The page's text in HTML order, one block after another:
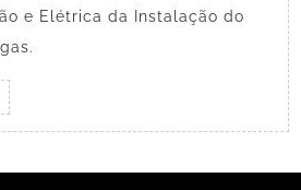
e Elétrica da Instalação do